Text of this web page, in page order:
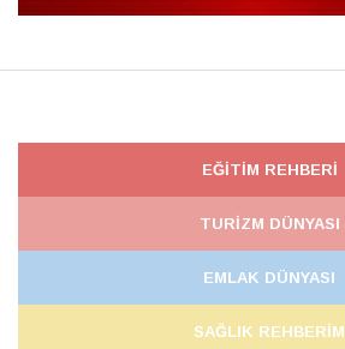
EĞİTİM REHBERİ
TURİZM DÜNYASI
EMLAK DÜNYASI
SAĞLIK REHBERİM